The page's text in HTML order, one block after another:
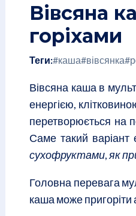
Вівсяна
горіхами
Теги:#каша#вівсянка
Вівсяна каша в
енергією,
перетворюється на
Саме такий варіант
сухофруктами,як
Головна перевага
каша може пригоріти